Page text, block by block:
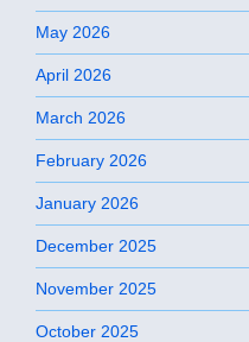
May 2026
April 2026
March 2026
February 2026
January 2026
December 2025
November 2025
October 2025